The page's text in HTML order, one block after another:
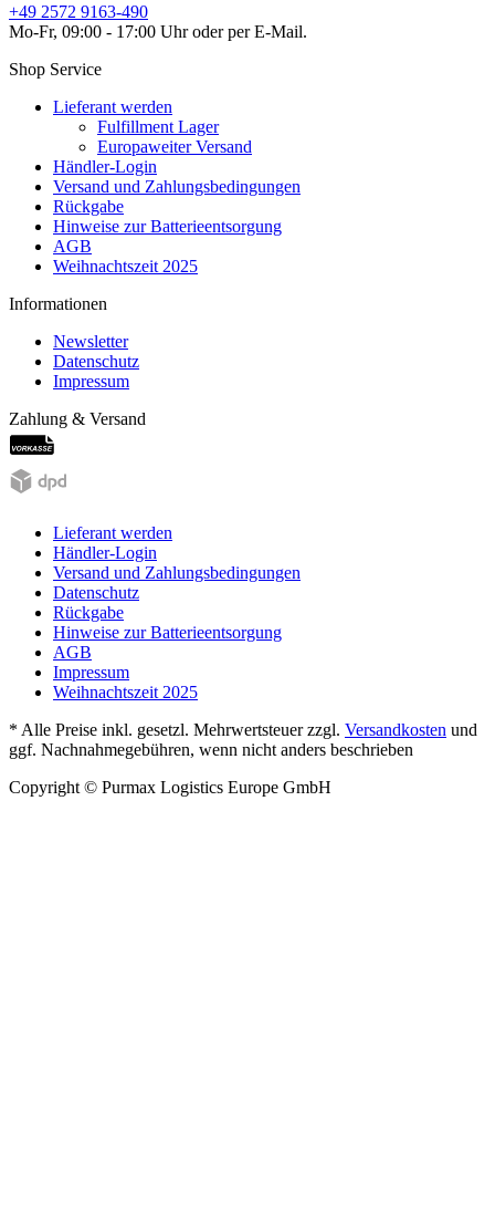
+49 2572 9163-490
Mo-Fr, 09:00 - 17:00 Uhr oder per E-Mail.
Shop Service
Lieferant werden
Fulfillment Lager
Europaweiter Versand
Händler-Login
Versand und Zahlungsbedingungen
Rückgabe
Hinweise zur Batterieentsorgung
AGB
Weihnachtszeit 2025
Informationen
Newsletter
Datenschutz
Impressum
Zahlung & Versand
Lieferant werden
Händler-Login
Versand und Zahlungsbedingungen
Datenschutz
Rückgabe
Hinweise zur Batterieentsorgung
AGB
Impressum
Weihnachtszeit 2025
* Alle Preise inkl. gesetzl. Mehrwertsteuer zzgl. Versandkosten und
ggf. Nachnahmegebühren, wenn nicht anders beschrieben
Copyright © Purmax Logistics Europe GmbH